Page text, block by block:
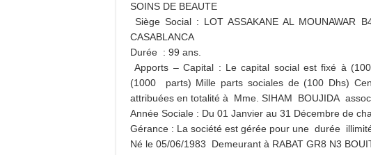
SOINS DE BEAUTE
Siège Social : LOT ASSAKANE AL MOUNAWAR
CASABLANCA
Durée : 99 ans.
Apports – Capital : Le capital social est fixé à
(1000 parts) Mille parts sociales de (100 Dhs)
attribuées en totalité à Mme. SIHAM BOUJIDA
Année Sociale : Du 01 Janvier au 31 Décembre de
Gérance : La société est gérée pour une durée
Né le 05/06/1983 Demeurant à RABAT GR8 N3